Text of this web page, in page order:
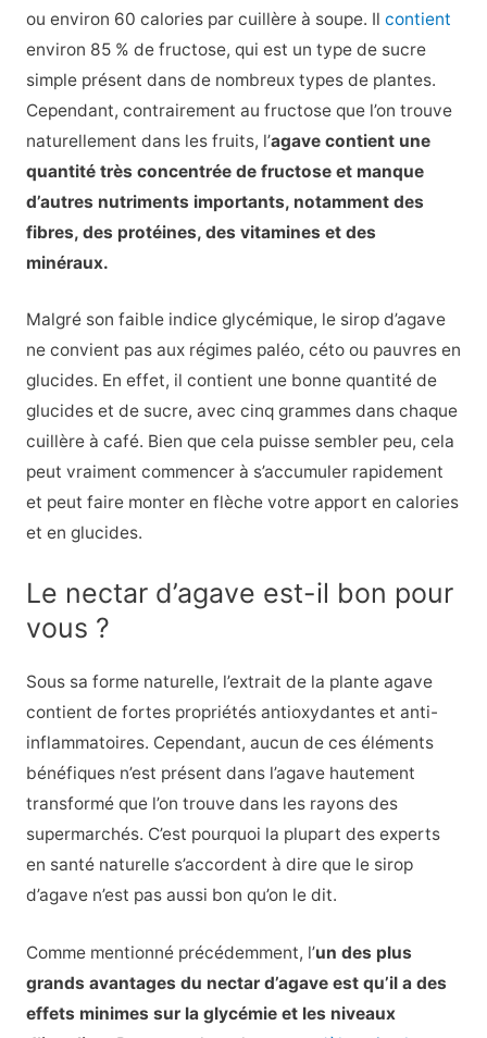
ou environ 60 calories par cuillère à soupe. Il contient
environ 85 % de fructose, qui est un type de sucre
simple présent dans de nombreux types de plantes.
Cependant, contrairement au fructose que l’on trouve
naturellement dans les fruits, l’agave contient une
quantité très concentrée de fructose et manque
d’autres nutriments importants, notamment des
fibres, des protéines, des vitamines et des
minéraux.
Malgré son faible indice glycémique, le sirop d’agave
ne convient pas aux régimes paléo, céto ou pauvres en
glucides. En effet, il contient une bonne quantité de
glucides et de sucre, avec cinq grammes dans chaque
cuillère à café. Bien que cela puisse sembler peu, cela
peut vraiment commencer à s’accumuler rapidement
et peut faire monter en flèche votre apport en calories
et en glucides.
Le nectar d’agave est-il bon pour
vous ?
Sous sa forme naturelle, l’extrait de la plante agave
contient de fortes propriétés antioxydantes et anti-
inflammatoires. Cependant, aucun de ces éléments
bénéfiques n’est présent dans l’agave hautement
transformé que l’on trouve dans les rayons des
supermarchés. C’est pourquoi la plupart des experts
en santé naturelle s’accordent à dire que le sirop
d’agave n’est pas aussi bon qu’on le dit.
Comme mentionné précédemment, l’un des plus
grands avantages du nectar d’agave est qu’il a des
effets minimes sur la glycémie et les niveaux